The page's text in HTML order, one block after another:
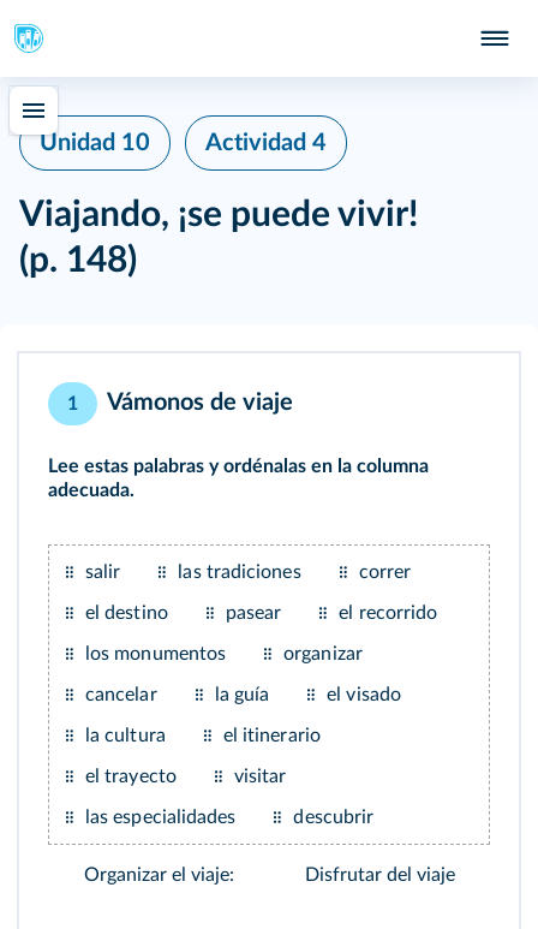
Unidad 10 Actividad 4
Viajando, ¡se puede vivir!
(p. 148)
1 Vámonos de viaje
Lee estas palabras y ordénalas en la columna
adecuada.
salir las tradiciones correr
el destino pasear el recorrido
los monumentos organizar
cancelar la guía el visado
la cultura el itinerario
el trayecto visitar
las especialidades descubrir
Organizar el viaje: Disfrutar del viaje